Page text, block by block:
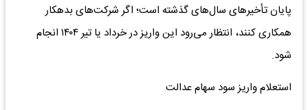
پایان تأخیرهای سال‌های گذشته است؛ اگر شرکت‌های بدهکار
همکاری کنند، انتظار می‌رود این واریز در خرداد یا تیر ۱۴۰۴ انجام
شود.
استعلام واریز سود سهام عدالت